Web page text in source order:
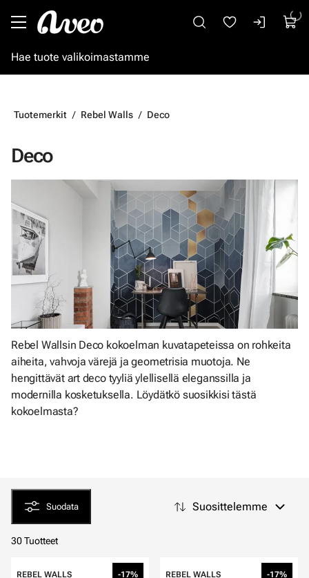
Tuotemerkit Rebel Walls Deco
Deco
Rebel Wallsin Deco kokoelman kuvatapeteissa on rohkeita
aiheita, vahvoja värejä ja geometrisia muotoja. Ne
hengittävät art deco tyyliä ylellisellä eleganssilla ja
modernilla kosketuksella. Löydätkö suosikkisi tästä
kokoelmasta?
Suodata Suosittelemme
30 Tuotteet
REBEL WALLS -17% REBEL WALLS -17%